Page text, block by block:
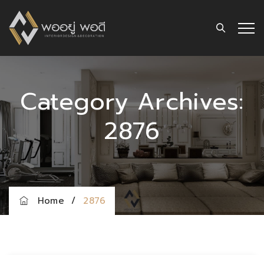
Category Archives:
2876
Home / 2876